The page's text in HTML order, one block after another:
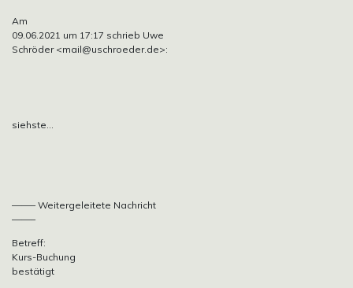
Am
09.06.2021 um 17:17 schrieb Uwe
Schröder <mail@uschroeder.de>:
siehste…
——– Weitergeleitete Nachricht
——–
Betreff:
Kurs-Buchung
bestätigt